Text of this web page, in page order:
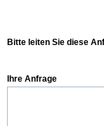
Bitte leiten Sie diese
Ihre Anfrage